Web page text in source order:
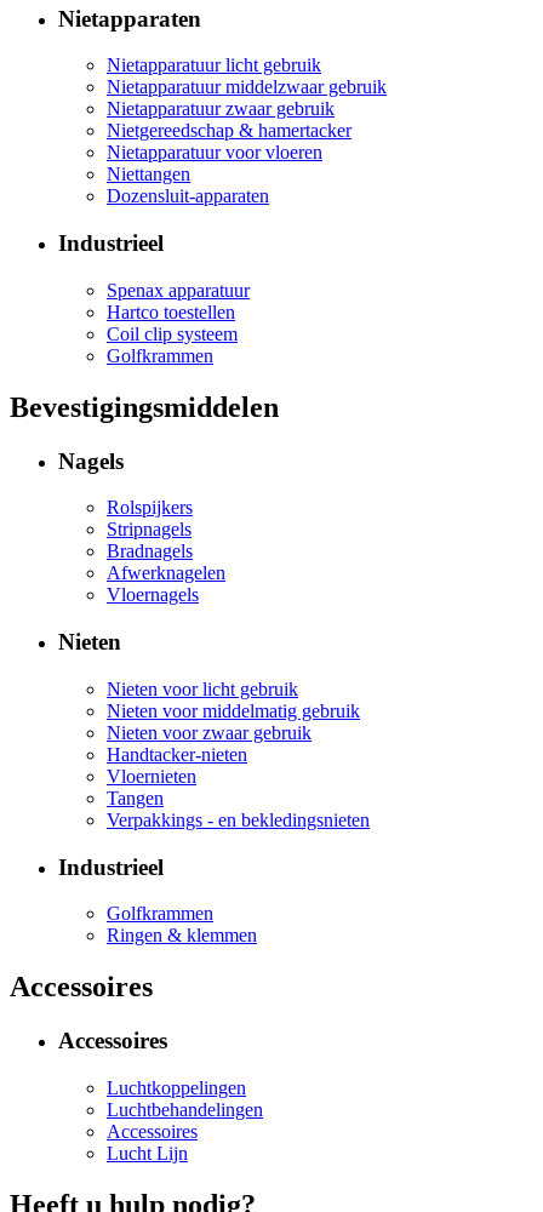
Nietapparaten
Nietapparatuur licht gebruik
Nietapparatuur middelzwaar gebruik
Nietapparatuur zwaar gebruik
Nietgereedschap & hamertacker
Nietapparatuur voor vloeren
Niettangen
Dozensluit-apparaten
Industrieel
Spenax apparatuur
Hartco toestellen
Coil clip systeem
Golfkrammen
Bevestigingsmiddelen
Nagels
Rolspijkers
Stripnagels
Bradnagels
Afwerknagelen
Vloernagels
Nieten
Nieten voor licht gebruik
Nieten voor middelmatig gebruik
Nieten voor zwaar gebruik
Handtacker-nieten
Vloernieten
Tangen
Verpakkings - en bekledingsnieten
Industrieel
Golfkrammen
Ringen & klemmen
Accessoires
Accessoires
Luchtkoppelingen
Luchtbehandelingen
Accessoires
Lucht Lijn
Heeft u hulp nodig?